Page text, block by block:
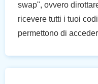
swap", ovvero
ricevere tutti i tuoi
permettono di